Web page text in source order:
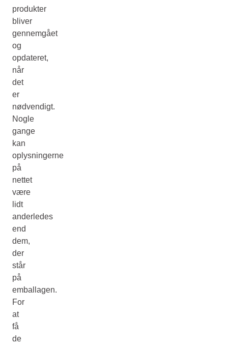
produkter
bliver
gennemgået
og
opdateret,
når
det
er
nødvendigt.
Nogle
gange
kan
oplysningerne
på
nettet
være
lidt
anderledes
end
dem,
der
står
på
emballagen.
For
at
få
de